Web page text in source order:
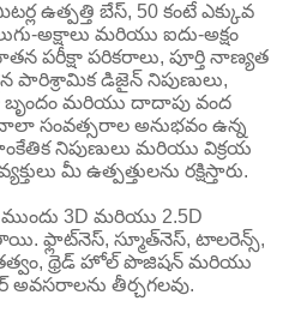
ఉత్పత్తి బేస్, 50 కంటే ఎక్కువ
అక్షాలు మరియు ఐదు-అక్షం
పరీక్షా పరికరాలు, పూర్తి నాణ్యత
పారిశ్రామిక డిజైన్ నిపుణులు,
బృందం మరియు దాదాపు వంద
సంవత్సరాల అనుభవం ఉన్న
నిపుణులు మరియు విక్రయ
మీ ఉత్పత్తులను రక్షిస్తారు.
3D మరియు 2.5D
ఫ్లాట్‌నెస్, స్మూత్‌నెస్, టాలరెన్స్,
థ్రెడ్ హోల్ పొజిషన్ మరియు
అవసరాలను తీర్చగలవు.